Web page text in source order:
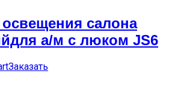
салона
а/м с люком JS6
Заказать